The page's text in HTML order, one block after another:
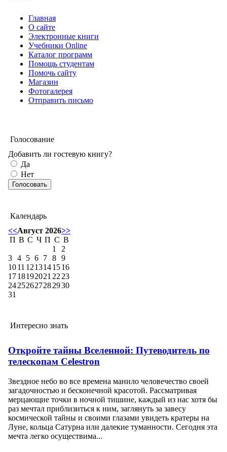
Главная
О сайте
Электронные книги
Учебники Online
Каталог программ
Помощь студентам
Помочь сайту
Магазин
Фотогалерея
Отправить письмо
Голосование
Добавить ли гостевую книгу?
Да
Нет
Календарь
<<Август 2026>>
П В С Ч П С В
1
2
3 4 5 6 7 8 9
1011 1213141516
1718192021 22 23
24252627282930
31
Интересно знать
Откройте тайны Вселенной: Путеводитель по
телескопам Celestron
Звездное небо во все времена манило человечество своей
загадочностью и бесконечной красотой. Рассматривая
мерцающие точки в ночной тишине, каждый из нас хотя бы
раз мечтал приблизиться к ним, заглянуть за завесу
космической тайны и своими глазами увидеть кратеры на
Луне, кольца Сатурна или далекие туманности. Сегодня эта
мечта легко осуществима...